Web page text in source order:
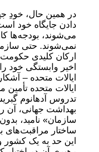
در همین حال، خودِ
دادن جایگاه خود
می‌شوند، بودجه‌ها
نمی‌شوند. حتی
ارکان کلیدی
اخیر وابستگی خود
ایالات متحده –
ایالات متحده
تدروس آدهانوم
بهداشت جهانی، آن
سازمان» نامید،
ساختار مراقبت‌های
این حد به یک کشور